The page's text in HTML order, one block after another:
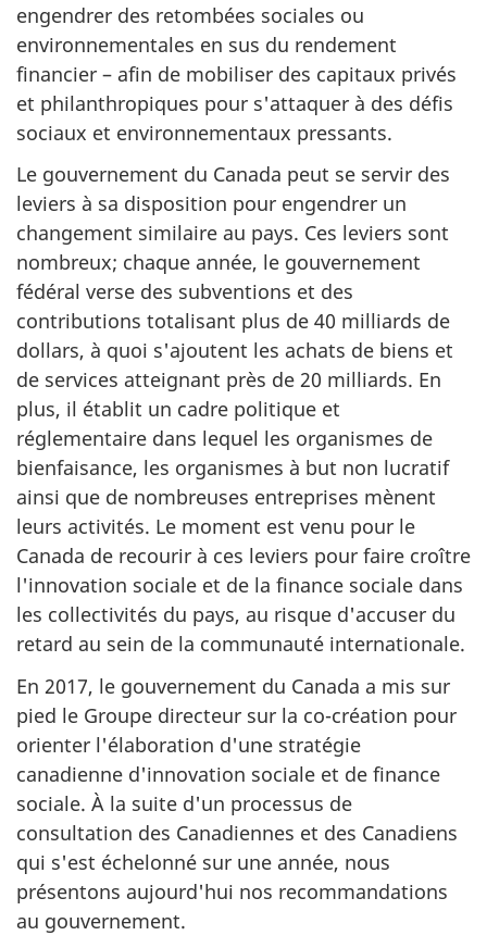
engendrer des retombées sociales ou
environnementales en sus du rendement
financier – afin de mobiliser des capitaux privés
et philanthropiques pour s'attaquer à des défis
sociaux et environnementaux pressants.
Le gouvernement du Canada peut se servir des
leviers à sa disposition pour engendrer un
changement similaire au pays. Ces leviers sont
nombreux; chaque année, le gouvernement
fédéral verse des subventions et des
contributions totalisant plus de 40 milliards de
dollars, à quoi s'ajoutent les achats de biens et
de services atteignant près de 20 milliards. En
plus, il établit un cadre politique et
réglementaire dans lequel les organismes de
bienfaisance, les organismes à but non lucratif
ainsi que de nombreuses entreprises mènent
leurs activités. Le moment est venu pour le
Canada de recourir à ces leviers pour faire croître
l'innovation sociale et de la finance sociale dans
les collectivités du pays, au risque d'accuser du
retard au sein de la communauté internationale.
En 2017, le gouvernement du Canada a mis sur
pied le Groupe directeur sur la co-création pour
orienter l'élaboration d'une stratégie
canadienne d'innovation sociale et de finance
sociale. À la suite d'un processus de
consultation des Canadiennes et des Canadiens
qui s'est échelonné sur une année, nous
présentons aujourd'hui nos recommandations
au gouvernement.